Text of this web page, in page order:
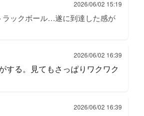
2026/06/02 15:19
ラックボール…遂に到達した感が
2026/06/02 16:39
する。見てもさっぱりワクワク
2026/06/02 16:39